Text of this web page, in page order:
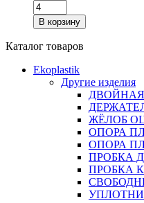
В корзину
Каталог товаров
Ekoplastik
Другие изделия
ЖЁЛОБ
ОПОРА
ОПОРА
ПРОБКА
ПРОБКА